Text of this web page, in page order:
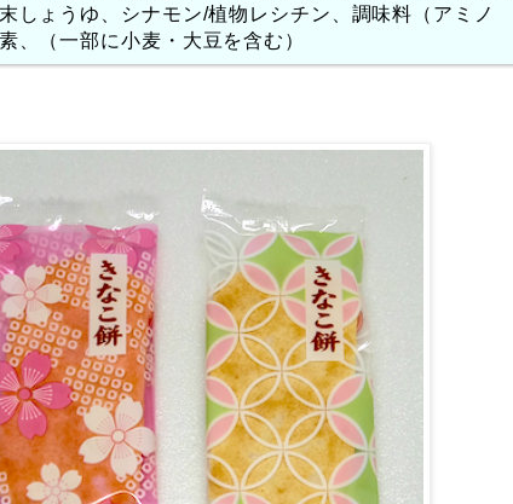
しょうゆ、シナモン/植物レシチン、調味料（アミノ
、（一部に小麦・大豆を含む）